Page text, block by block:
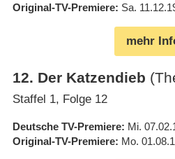
Original-TV-Premiere Sa.
mehr
12. Der Katzendieb
Staffel 1, Folge 12
Deutsche TV-Premiere Mi.
Original-TV-Premiere Mo.